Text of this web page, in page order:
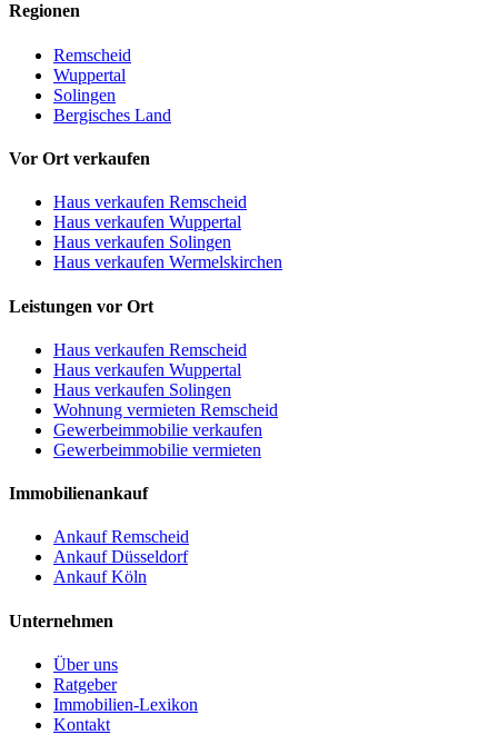
Regionen
Remscheid
Wuppertal
Solingen
Bergisches Land
Vor Ort verkaufen
Haus verkaufen Remscheid
Haus verkaufen Wuppertal
Haus verkaufen Solingen
Haus verkaufen Wermelskirchen
Leistungen vor Ort
Haus verkaufen Remscheid
Haus verkaufen Wuppertal
Haus verkaufen Solingen
Wohnung vermieten Remscheid
Gewerbeimmobilie verkaufen
Gewerbeimmobilie vermieten
Immobilienankauf
Ankauf Remscheid
Ankauf Düsseldorf
Ankauf Köln
Unternehmen
Über uns
Ratgeber
Immobilien-Lexikon
Kontakt